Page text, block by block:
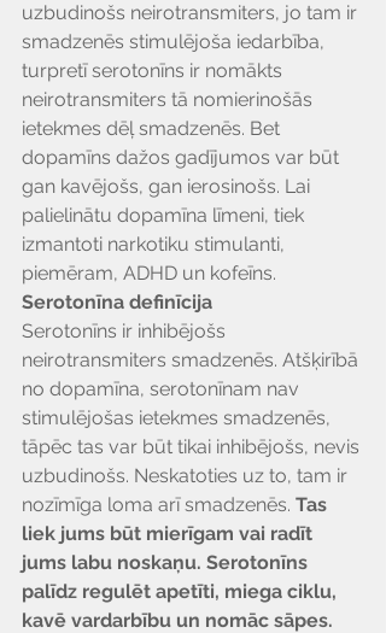
uzbudinošs neirotransmiters, jo tam ir
smadzenēs stimulējoša iedarbība,
turpretī serotonīns ir nomākts
neirotransmiters tā nomierinošās
ietekmes dēļ smadzenēs. Bet
dopamīns dažos gadījumos var būt
gan kavējošs, gan ierosinošs. Lai
palielinātu dopamīna līmeni, tiek
izmantoti narkotiku stimulanti,
piemēram, ADHD un kofeīns.
Serotonīna definīcija
Serotonīns ir inhibējošs
neirotransmiters smadzenēs. Atšķirībā
no dopamīna, serotonīnam nav
stimulējošas ietekmes smadzenēs,
tāpēc tas var būt tikai inhibējošs, nevis
uzbudinošs. Neskatoties uz to, tam ir
nozīmīga loma arī smadzenēs. Tas
liek jums būt mierīgam vai radīt
jums labu noskaņu. Serotonīns
palīdz regulēt apetīti, miega ciklu,
kavē vardarbību un nomāc sāpes.